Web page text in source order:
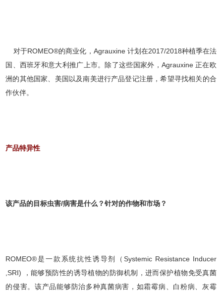
对于ROMEO®的商业化，Agrauxine 计划在2017/2018种植季在法
国、西班牙和意大利推广上市。除了这些国家外，Agrauxine 正在欧
洲的其他国家、美国以及南美进行产品登记注册，希望寻找相关的合
作伙伴。
产品特异性
该产品的目标虫害/病害是什么？针对的作物和市场？
ROMEO®是一款系统抗性诱导剂（Systemic Resistance Inducer
,SRI) ，能够预防性的诱导植物的防御机制，进而保护植物免受真菌
的侵害。该产品能够防治多种真菌病害，如霜霉病、白粉病、灰霉